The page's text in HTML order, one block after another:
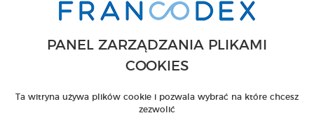
PANEL ZARZĄDZANIA PLIKAMI
COOKIES
Ta witryna używa plików cookie i pozwala wybrać na które chcesz
zezwolić